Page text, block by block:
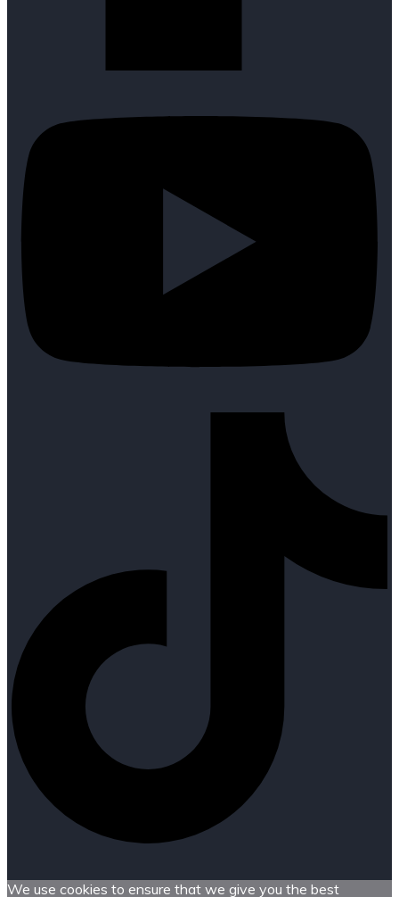
We use cookies to ensure that we give you the best